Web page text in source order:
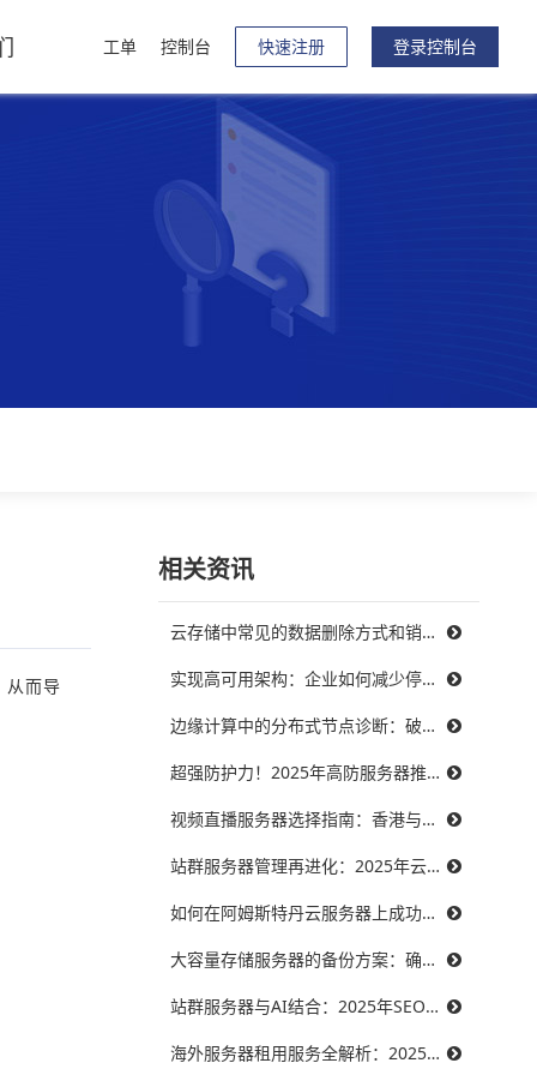
工单 控制台 快速注册 登录控制台
从而导
相关资讯
云存储中常见的数据删除方式和销毁策略
实现高可用架构：企业如何减少停机时间，提升业务连续性
边缘计算中的分布式节点诊断：破解三大难题，提升系统可靠性
超强防护力！2025年高防服务器推荐，保障你的在线服务不受威胁
视频直播服务器选择指南：香港与美国带宽对比，哪个更能满足需求？
站群服务器管理再进化：2025年云技术提升效率的最佳实践
如何在阿姆斯特丹云服务器上成功搭建智能制造系统？
大容量存储服务器的备份方案：确保数据安全无忧
站群服务器与AI结合：2025年SEO优化的未来趋势
海外服务器租用服务全解析：2025年十大优秀提供商推荐